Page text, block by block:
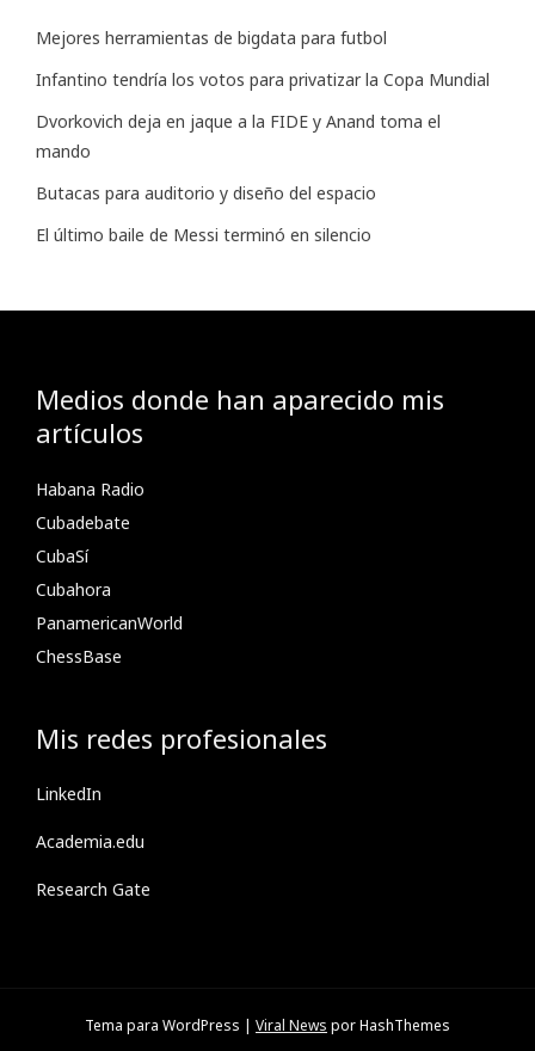
Mejores herramientas de bigdata para futbol
Infantino tendría los votos para privatizar la Copa Mundial
Dvorkovich deja en jaque a la FIDE y Anand toma el
mando
Butacas para auditorio y diseño del espacio
El último baile de Messi terminó en silencio
Medios donde han aparecido mis
artículos
Habana Radio
Cubadebate
CubaSí
Cubahora
PanamericanWorld
ChessBase
Mis redes profesionales
LinkedIn
Academia.edu
Research Gate
Tema para WordPress | Viral News por HashThemes